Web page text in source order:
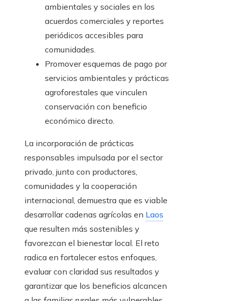
ambientales y sociales en los
acuerdos comerciales y reportes
periódicos accesibles para
comunidades.
Promover esquemas de pago por
servicios ambientales y prácticas
agroforestales que vinculen
conservación con beneficio
económico directo.
La incorporación de prácticas
responsables impulsada por el sector
privado, junto con productores,
comunidades y la cooperación
internacional, demuestra que es viable
desarrollar cadenas agrícolas en Laos
que resulten más sostenibles y
favorezcan el bienestar local. El reto
radica en fortalecer estos enfoques,
evaluar con claridad sus resultados y
garantizar que los beneficios alcancen